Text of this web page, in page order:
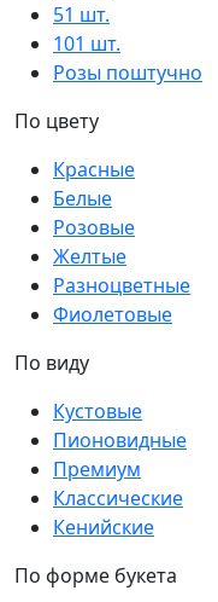
51 шт.
101 шт.
Розы поштучно
По цвету
Красные
Белые
Розовые
Желтые
Разноцветные
Фиолетовые
По виду
Кустовые
Пионовидные
Премиум
Классические
Кенийские
По форме букета